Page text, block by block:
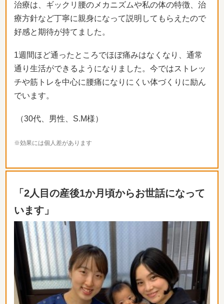
治療は、ギックリ腰のメカニズムや私の体の特徴、 治
療方針など丁寧に親身になって説明してもらえたので
好感と期待が持てました。
1週間ほど通ったところでほぼ痛みはなくなり、 通常
通り生活ができるようになりました。今ではストレッ
チや筋トレを中心に腰痛になりにくい体づくりに励ん
でいます。
（30代、男性、S.M様）
※効果には個人差があります
「2人目の産後1か月頃からお世話になって
います」